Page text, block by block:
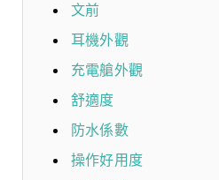
文前
耳機外觀
充電艙外觀
舒適度
防水係數
操作好用度